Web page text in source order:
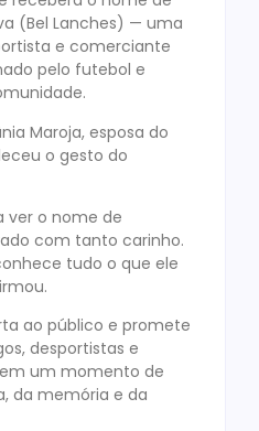
(Bel Lanches) — uma
e comerciante
pelo futebol e
Maroja, esposa do
o gesto do
ver o nome de
com tanto carinho.
tudo o que ele
ao público e promete
desportistas e
um momento de
da memória e da